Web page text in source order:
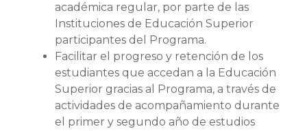
académica regular, por parte de las
Instituciones de Educación Superior
participantes del Programa.
Facilitar el progreso y retención de los
estudiantes que accedan a la Educación
Superior gracias al Programa, a través de
actividades de acompañamiento durante
el primer y segundo año de estudios